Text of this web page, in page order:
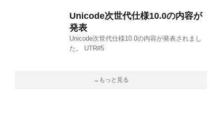
Unicode次世代仕様10.0の内容が
発表
Unicode次世代仕様10.0の内容が発表されまし
た。 UTR#5
→もっと見る